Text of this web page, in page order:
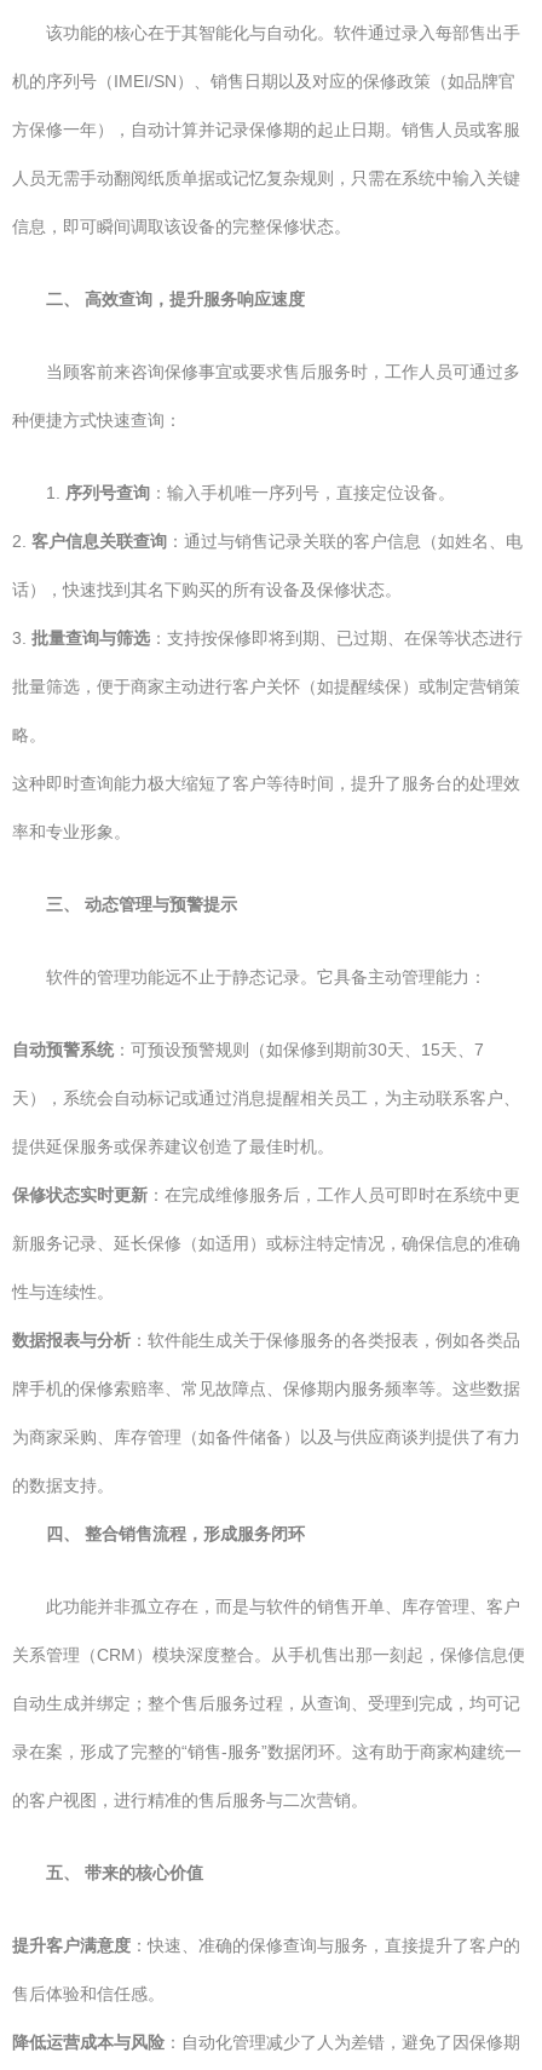
该功能的核心在于其智能化与自动化。软件通过录入每部售出手
机的序列号（IMEI/SN）、销售日期以及对应的保修政策（如品牌官
方保修一年），自动计算并记录保修期的起止日期。销售人员或客服
人员无需手动翻阅纸质单据或记忆复杂规则，只需在系统中输入关键
信息，即可瞬间调取该设备的完整保修状态。
二、 高效查询，提升服务响应速度
当顾客前来咨询保修事宜或要求售后服务时，工作人员可通过多
种便捷方式快速查询：
1. 序列号查询 ：输入手机唯一序列号，直接定位设备。
2. 客户信息关联查询 ：通过与销售记录关联的客户信息（如姓名、电
话），快速找到其名下购买的所有设备及保修状态。
3. 批量查询与筛选 ：支持按保修即将到期、已过期、在保等状态进行
批量筛选，便于商家主动进行客户关怀（如提醒续保）或制定营销策
略。
这种即时查询能力极大缩短了客户等待时间，提升了服务台的处理效
率和专业形象。
三、 动态管理与预警提示
软件的管理功能远不止于静态记录。它具备主动管理能力：
自动预警系统：可预设预警规则（如保修到期前30天、15天、7
天），系统会自动标记或通过消息提醒相关员工，为主动联系客户、
提供延保服务或保养建议创造了最佳时机。
保修状态实时更新 ：在完成维修服务后，工作人员可即时在系统中更
新服务记录、延长保修（如适用）或标注特定情况，确保信息的准确
性与连续性。
数据报表与分析 ：软件能生成关于保修服务的各类报表，例如各类品
牌手机的保修索赔率、常见故障点、保修期内服务频率等。这些数据
为商家采购、库存管理（如备件储备）以及与供应商谈判提供了有力
的数据支持。
四、 整合销售流程，形成服务闭环
此功能并非孤立存在，而是与软件的销售开单、库存管理、客户
关系管理（CRM）模块深度整合。从手机售出那一刻起，保修信息便
自动生成并绑定；整个售后服务过程，从查询、受理到完成，均可记
录在案，形成了完整的“销售-服务”数据闭环。这有助于商家构建统一
的客户视图，进行精准的售后服务与二次营销。
五、 带来的核心价值
提升客户满意度 ：快速、准确的保修查询与服务，直接提升了客户的
售后体验和信任感。
降低运营成本与风险 ：自动化管理减少了人为差错，避免了因保修期